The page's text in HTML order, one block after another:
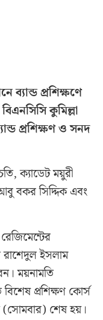
ব্যান্ড প্রশিক্ষণে
কুমিল্লা
প্রশিক্ষণ ও সনদ
ক্যাডেট ময়ুরী
বকর সিদ্দিক এবং
রাশেদুল ইসলাম
ময়নামতি
প্রশিক্ষণ কোর্স
শেষ হয়।